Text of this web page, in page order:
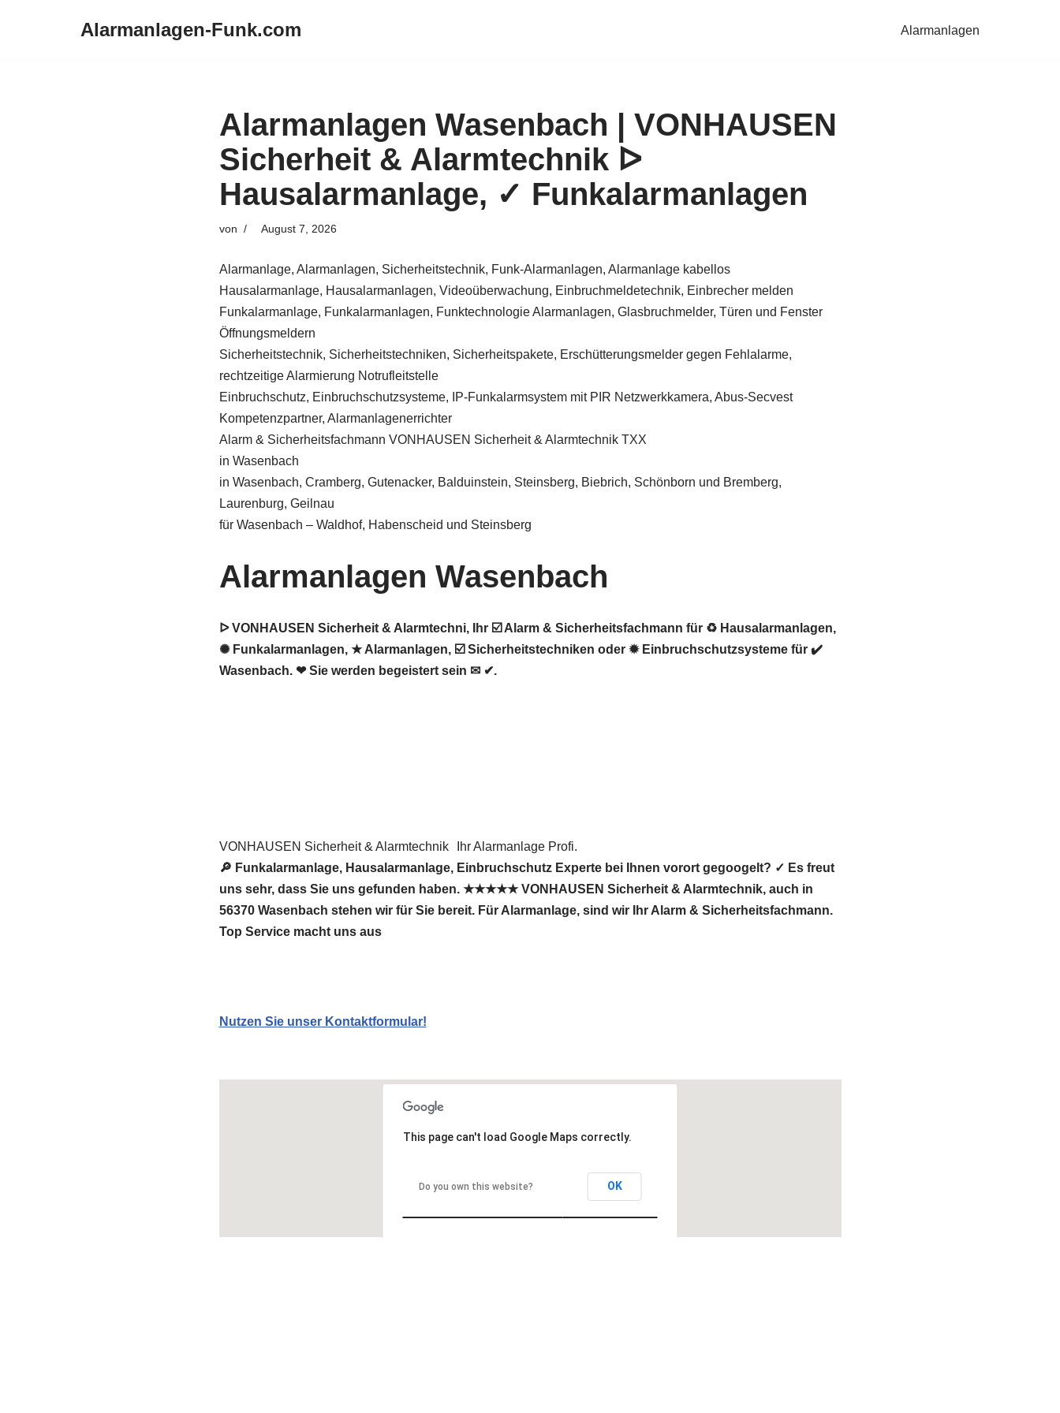
Alarmanlagen-Funk.com Alarmanlagen
Alarmanlagen Wasenbach | VONHAUSEN
Sicherheit & Alarmtechnik ᐅ
Hausalarmanlage, ✓ Funkalarmanlagen
von August 7, 2026
Alarmanlage, Alarmanlagen, Sicherheitstechnik, Funk-Alarmanlagen, Alarmanlage kabellos
Hausalarmanlage, Hausalarmanlagen, Videoüberwachung, Einbruchmeldetechnik, Einbrecher melden
Funkalarmanlage, Funkalarmanlagen, Funktechnologie Alarmanlagen, Glasbruchmelder, Türen und Fenster
Öffnungsmeldern
Sicherheitstechnik, Sicherheitstechniken, Sicherheitspakete, Erschütterungsmelder gegen Fehlalarme,
rechtzeitige Alarmierung Notrufleitstelle
Einbruchschutz, Einbruchschutzsysteme, IP-Funkalarmsystem mit PIR Netzwerkkamera, Abus-Secvest
Kompetenzpartner, Alarmanlagenerrichter
Alarm & Sicherheitsfachmann VONHAUSEN Sicherheit & Alarmtechnik TXX
in Wasenbach
in Wasenbach, Cramberg, Gutenacker, Balduinstein, Steinsberg, Biebrich, Schönborn und Bremberg,
Laurenburg, Geilnau
für Wasenbach – Waldhof, Habenscheid und Steinsberg
Alarmanlagen Wasenbach
ᐅ VONHAUSEN Sicherheit & Alarmtechni, Ihr ☑️ Alarm & Sicherheitsfachmann für ♻ Hausalarmanlagen,
✺ Funkalarmanlagen, ★ Alarmanlagen, ☑️ Sicherheitstechniken oder ✹ Einbruchschutzsysteme für ✔️
Wasenbach. ❤ Sie werden begeistert sein ✉ ✔.
VONHAUSEN Sicherheit & Alarmtechnik
Ihr Alarmanlage Profi.
🔎 Funkalarmanlage, Hausalarmanlage, Einbruchschutz Experte bei Ihnen vorort gegoogelt? ✓ Es freut
uns sehr, dass Sie uns gefunden haben. ★★★★★ VONHAUSEN Sicherheit & Alarmtechnik, auch in
56370 Wasenbach stehen wir für Sie bereit. Für Alarmanlage, sind wir Ihr Alarm & Sicherheitsfachmann.
Top Service macht uns aus
Nutzen Sie unser Kontaktformular!
This page can't load Google Maps correctly.
Do you own this website? OK